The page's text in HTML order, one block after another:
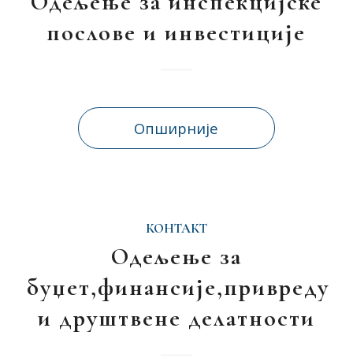
послове и инвестиције
Опширније
КОНТАКТ
Одељење за
буџет,финансије,привреду
и друштвене делатности